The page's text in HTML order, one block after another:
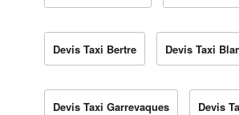
Devis Taxi Bertre Devis Taxi
Devis Taxi Garrevaques Devis